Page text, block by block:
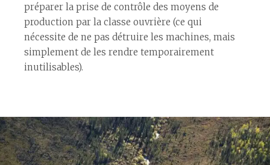
préparer la prise de contrôle des moyens de
production par la classe ouvrière (ce qui
nécessite de ne pas détruire les machines, mais
simplement de les rendre temporairement
inutilisables).